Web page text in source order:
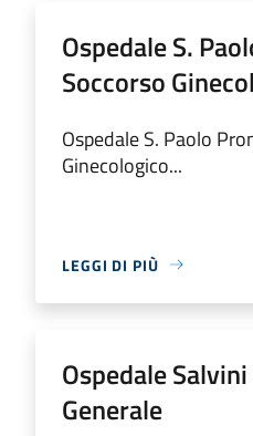
Ospedale S.
Soccorso
Ospedale S. Paolo
Ginecologico...
LEGGI DI PIÙ
Ospedale
Generale